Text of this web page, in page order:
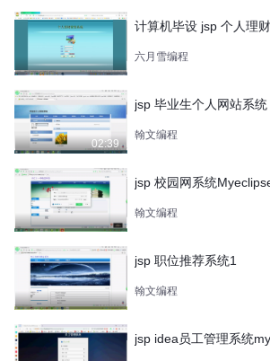
计算机毕设 jsp 个
六月雪编程
02:39
jsp 毕业生个人网站系统
翰文编程
jsp 校园网系统
翰文编程
jsp 职位推荐系统1
翰文编程
jsp idea员工管理系统